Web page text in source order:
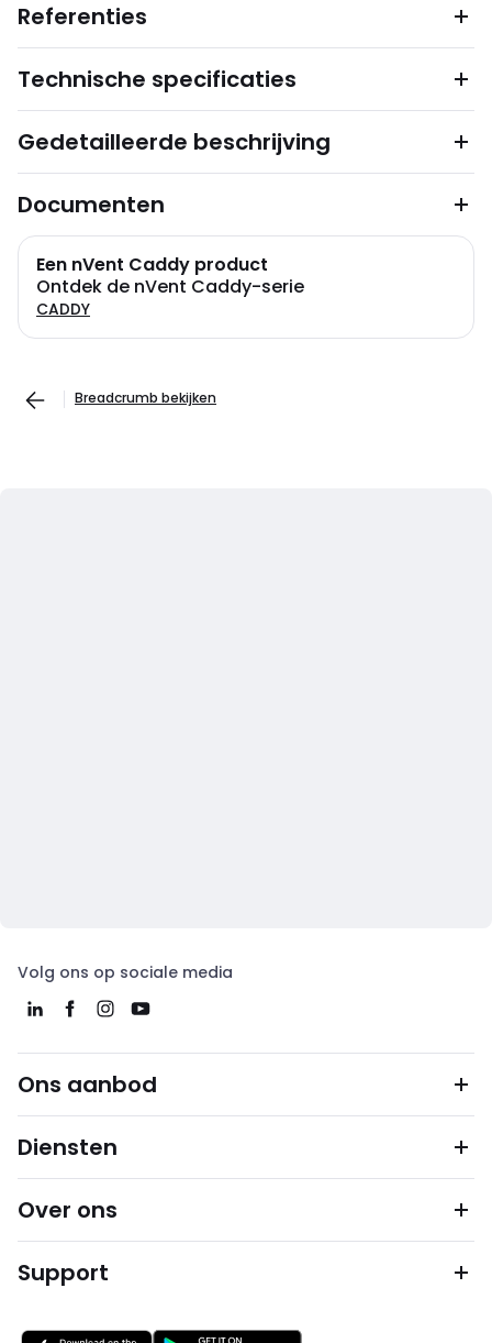
Referenties
Technische specificaties
Gedetailleerde beschrijving
Documenten
Een nVent Caddy product
Ontdek de nVent Caddy-serie
CADDY
Breadcrumb bekijken
Volg ons op sociale media
Ons aanbod
Diensten
Over ons
Support